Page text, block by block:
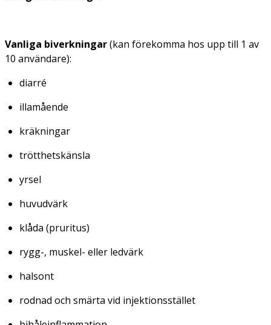
Vanliga biverkningar(kan förekomma hos upp till 1 av
10 användare):
diarré
illamående
kräkningar
trötthetskänsla
yrsel
huvudvärk
klåda (pruritus)
rygg-, muskel- eller ledvärk
halsont
rodnad och smärta vid injektionsstället